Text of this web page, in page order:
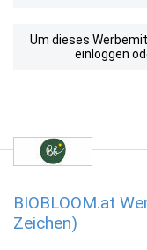
Um dieses
einloggen
BIOBLOOM.at
Zeichen)